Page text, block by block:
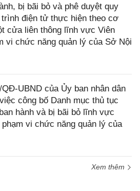
bị bãi bỏ và phê duyệt quy
điện tử thực hiện theo cơ
cửa liên thông lĩnh vực Viên
vi chức năng quản lý của Sở Nội
UBND của Ủy ban nhân dân
công bố Danh mục thủ tục
hành và bị bãi bỏ lĩnh vực
vi chức năng quản lý của
Xem thêm